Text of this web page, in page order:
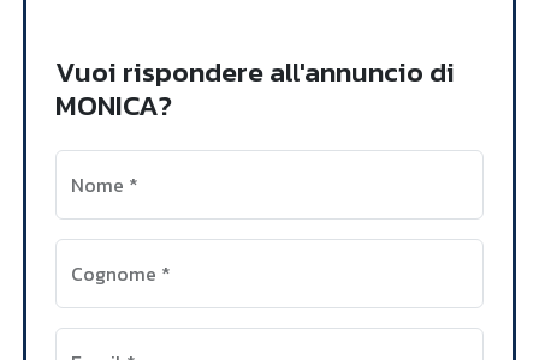
Vuoi rispondere all'annuncio di
MONICA?
Nome *
Cognome *